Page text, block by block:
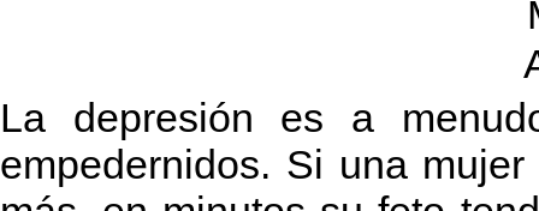
La depresión es a
empedernidos. Si una